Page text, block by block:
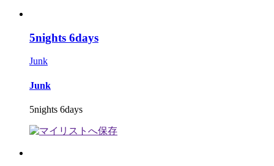
5nights 6days
Junk
Junk
5nights 6days